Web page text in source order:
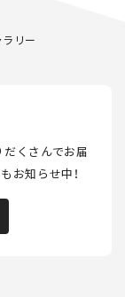
ラリー
くさんでお届
お知らせ中！